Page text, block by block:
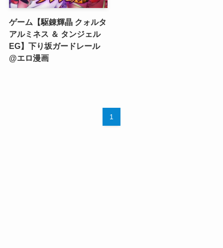
ゲーム【駆錬輝晶 クォルタ
アルミネス ＆ タンジェル
EG】下り坂ガードレール
@エロ漫画
1